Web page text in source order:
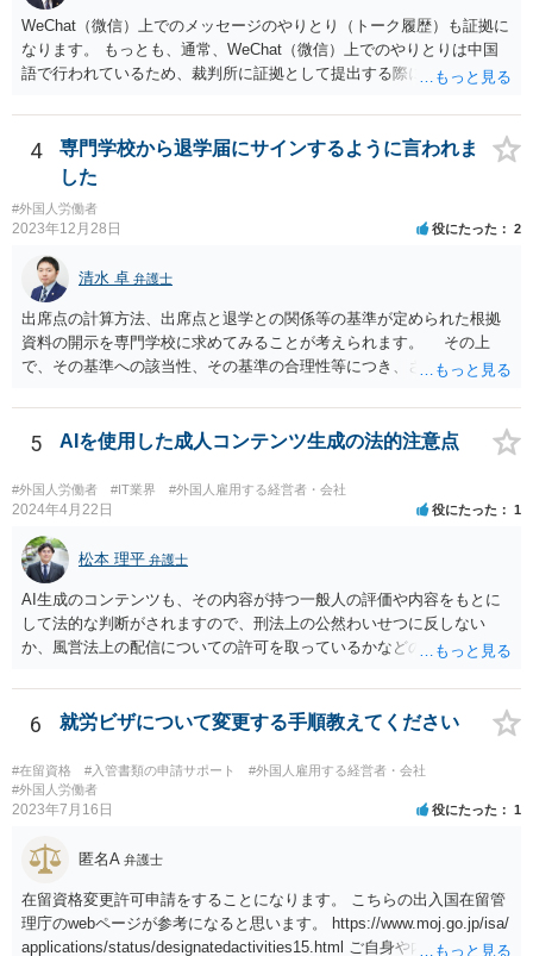
WeChat（微信）上でのメッセージのやりとり（トーク履歴）も証拠に
なります。 もっとも、通常、WeChat（微信）上でのやりとりは中国
語で行われているため、裁判所に証拠として提出する際には日本語の
4
専門学校から退学届にサインするように言われま
した
#外国人労働者
2023年12月28日 役にたった 2
清水 卓 弁護士
出席点の計算方法、出席点と退学との関係等の基準が定められた根拠
資料の開示を専門学校に求めてみることが考えられます。 その上
で、その基準への該当性、その基準の合理性等につき、さらなる精査
引に退学処分にした場合には、裁判等で退学処分の有効性を争うこと
が考えられます。
5 AIを使用した成人コンテンツ生成の法的注意点
#外国人労働者 #IT業界 #外国人雇用する経営者・会社
2024年4月22日 役にたった 1
松本 理平 弁護士
AI生成のコンテンツも、その内容が持つ一般人の評価や内容をもとに
して法的な判断がされますので、刑法上の公然わいせつに反しない
か、風営法上の配信についての許可を取っているかなどの検討が必要
うかの問題も生じます。
6 就労ビザについて変更する手順教えてください
#在留資格 #入管書類の申請サポート
#外国人雇用する経営者・会社
#外国人労働者
2023年7月16日 役にたった 1
匿名A 弁護士
在留資格変更許可申請をすることになります。 こちらの出入国在留管
理庁のwebページが参考になると思います。 https://www.moj.go.jp/isa/
applications/status/designatedactivities15.html ご自身や内定先企業で